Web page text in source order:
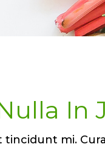
In
tincidunt mi.